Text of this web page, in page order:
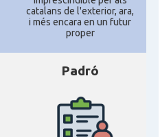
catalans de l'exterior, ara,
i més encara en un futur
proper
Padró